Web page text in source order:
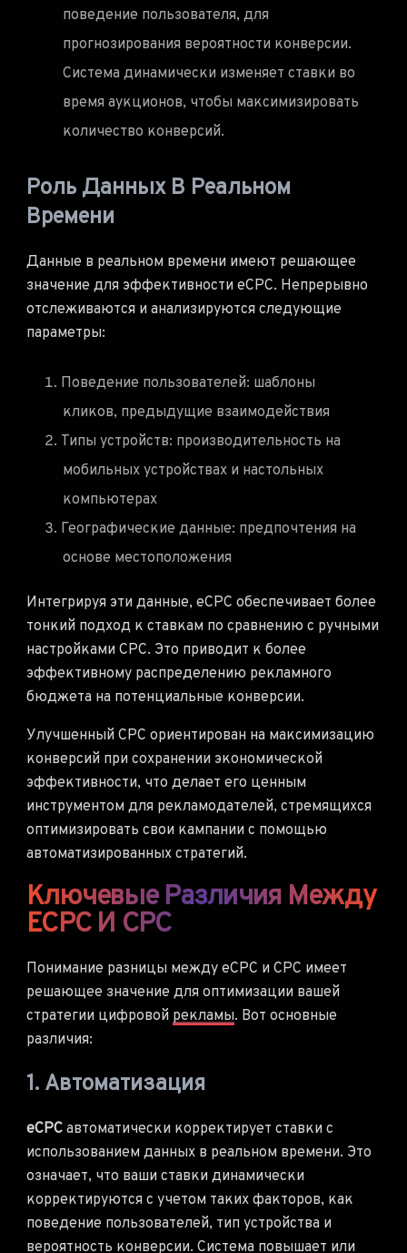
поведение пользователя, для
прогнозирования вероятности конверсии.
Система динамически изменяет ставки во
время аукционов, чтобы максимизировать
количество конверсий.
Роль Данных В Реальном
Времени
Данные в реальном времени имеют решающее
значение для эффективности eCPC. Непрерывно
отслеживаются и анализируются следующие
параметры:
Поведение пользователей: шаблоны
кликов, предыдущие взаимодействия
Типы устройств: производительность на
мобильных устройствах и настольных
компьютерах
Географические данные: предпочтения на
основе местоположения
Интегрируя эти данные, eCPC обеспечивает более
тонкий подход к ставкам по сравнению с ручными
настройками CPC. Это приводит к более
эффективному распределению рекламного
бюджета на потенциальные конверсии.
Улучшенный CPC ориентирован на максимизацию
конверсий при сохранении экономической
эффективности, что делает его ценным
инструментом для рекламодателей, стремящихся
оптимизировать свои кампании с помощью
автоматизированных стратегий.
Ключевые Различия Между
ECPC И CPC
Понимание разницы между eCPC и CPC имеет
решающее значение для оптимизации вашей
стратегии цифровой рекламы. Вот основные
различия:
1. Автоматизация
eCPC автоматически корректирует ставки с
использованием данных в реальном времени. Это
означает, что ваши ставки динамически
корректируются с учетом таких факторов, как
поведение пользователей, тип устройства и
вероятность конверсии. Система повышает или